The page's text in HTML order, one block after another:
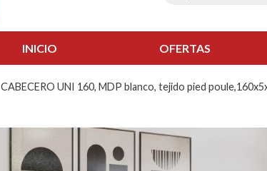
INICIO OFERTAS
CABECERO UNI 160, MDP blanco, tejido pied